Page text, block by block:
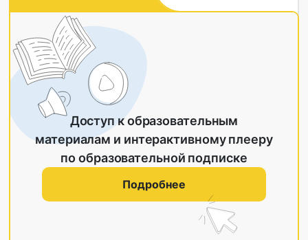
Доступ к образовательным
материалам и интерактивному плееру
по образовательной подписке
Подробнее